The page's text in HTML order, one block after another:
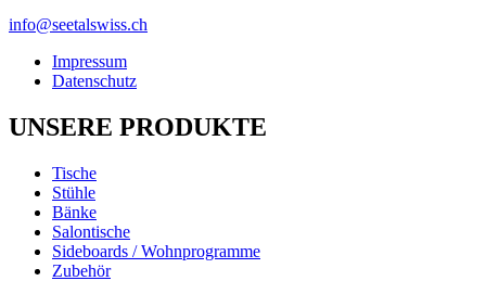
info@seetalswiss.ch
Impressum
Datenschutz
UNSERE PRODUKTE
Tische
Stühle
Bänke
Salontische
Sideboards / Wohnprogramme
Zubehör